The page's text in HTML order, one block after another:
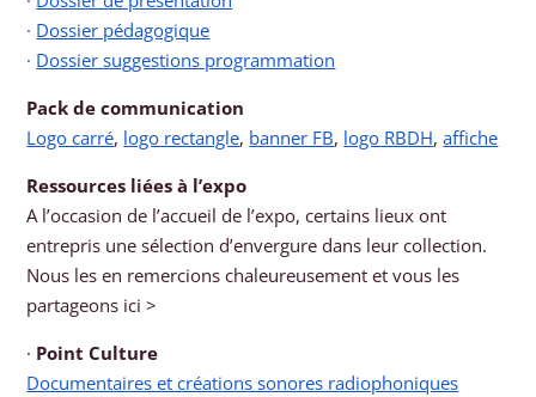
· Dossier pédagogique
· Dossier suggestions programmation
Pack de communication
Logo carré, logo rectangle, banner FB, logo RBDH,affiche
Ressources liées à l’expo
A l’occasion de l’accueil de l’expo, certains lieux ont
entrepris une sélection d’envergure dans leur collection.
Nous les en remercions chaleureusement et vous les
partageons ici >
· Point Culture
Documentaires et créations sonores radiophoniques